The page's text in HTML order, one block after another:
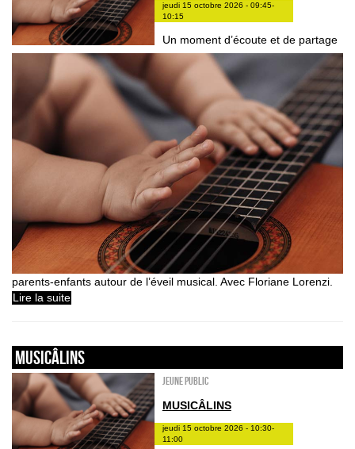
jeudi 15 octobre 2026 - 09:45-
10:15
Un moment d’écoute et de partage
parents-enfants autour de l’éveil musical. Avec Floriane Lorenzi.
Lire la suite
Musicâlins
Jeune public
MUSICÂLINS
jeudi 15 octobre 2026 - 10:30-
11:00